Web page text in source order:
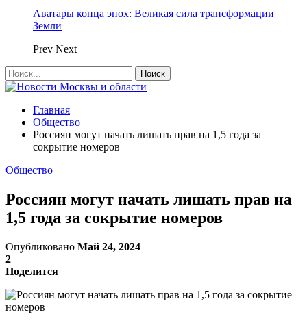
Аватары конца эпох: Великая сила трансформации
Земли
Prev Next
Главная
Общество
Россиян могут начать лишать прав на 1,5 года за
сокрытие номеров
Общество
Россиян могут начать лишать прав на
1,5 года за сокрытие номеров
Опубликовано Май 24, 2024
2
Поделится